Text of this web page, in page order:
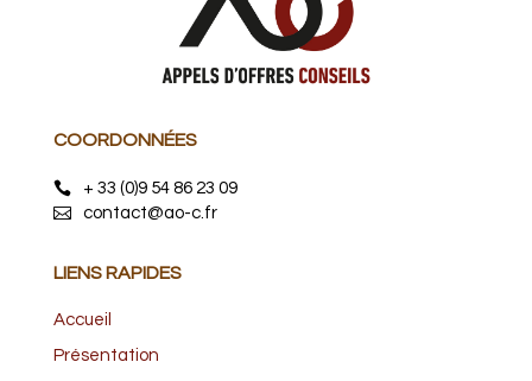
COORDONNÉES
+ 33 (0)9 54 86 23 09
contact@ao-c.fr
LIENS RAPIDES
Accueil
Présentation